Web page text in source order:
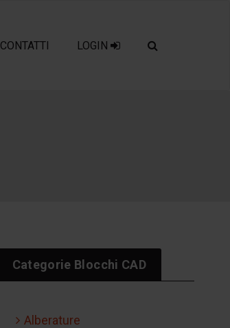
CONTATTI LOGIN
Categorie Blocchi CAD
Alberature